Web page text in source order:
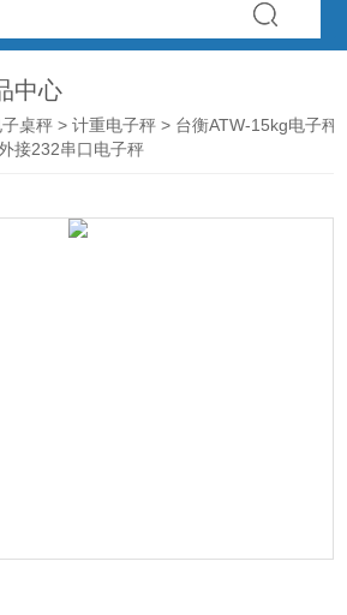
中心
子桌秤 >计重电子秤 > 台衡ATW-15kg电子秤
接232串口电子秤